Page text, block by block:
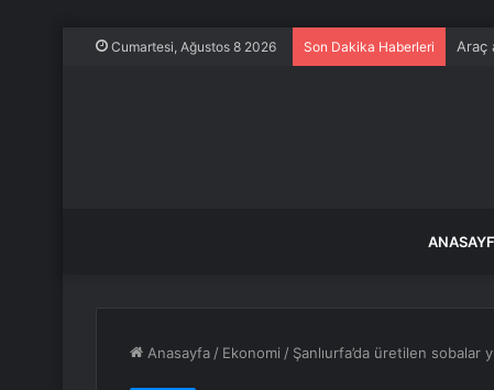
Cumartesi, Ağustos 8 2026 Son Dakika Haberleri Araç
Anasayfa / Ekonomi / Şanlıurfa’da üretilen sobalar